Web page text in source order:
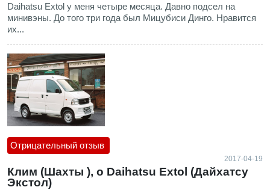
Daihatsu Extol у меня четыре месяца. Давно подсел на
минивэны. До того три года был Мицубиси Динго. Нравится
их...
Отрицательный отзыв
2017-04-19
Клим (Шахты ), о Daihatsu Extol (Дайхатсу
Экстол)